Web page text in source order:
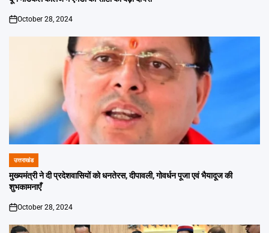
on
October 28, 2024
POSTED
IN
उत्तराखंड
मुख्यमंत्री ने दी प्रदेशवासियों को धनतेरस, दीपावली, गोवर्धन पूजा एवं भैयादूज की
शुभकामनाएँ
on
October 28, 2024